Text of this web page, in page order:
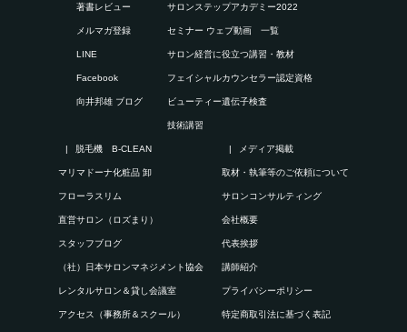
著書レビュー
メルマガ登録
LINE
Facebook
向井邦雄 ブログ
サロンステップアカデミー2022
セミナー ウェブ動画 一覧
サロン経営に役立つ講習・教材
フェイシャルカウンセラー認定資格
ビューティー遺伝子検査
技術講習
脱毛機 B-CLEAN
マリマドーナ化粧品 卸
フローラスリム
直営サロン（ロズまり）
スタッフブログ
（社）日本サロンマネジメント協会
レンタルサロン＆貸し会議室
アクセス（事務所＆スクール）
メディア掲載
取材・執筆等のご依頼について
サロンコンサルティング
会社概要
代表挨拶
講師紹介
プライバシーポリシー
特定商取引法に基づく表記